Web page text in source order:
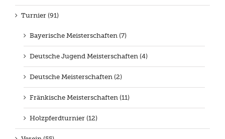
Turnier (91)
Bayerische Meisterschaften (7)
Deutsche Jugend Meisterschaften (4)
Deutsche Meisterschaften (2)
Fränkische Meisterschaften (11)
Holzpferdturnier (12)